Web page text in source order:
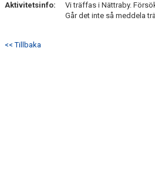
Aktivitetsinfo:
Vi träffas i Nättraby.
Går det inte så meddela
<< Tillbaka